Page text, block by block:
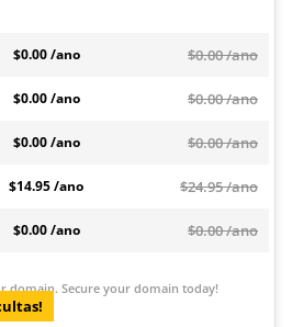
$0.00 /ano $0.00 /ano
$0.00 /ano $0.00 /ano
$0.00 /ano $0.00 /ano
$14.95 /ano $24.95 /ano
$0.00 /ano $0.00 /ano
domain. Secure your domain today!